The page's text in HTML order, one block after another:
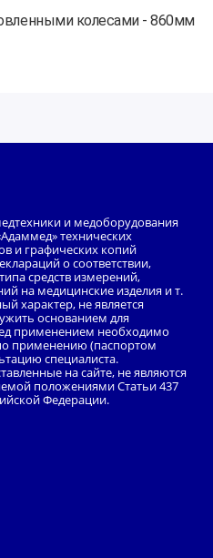
колесами - 860мм
и медоборудования
технических
и графических копий
о соответствии,
средств измерений,
на медицинские изделия и т.
характер, не является
основанием для
применением необходимо
применению (паспортом
специалиста.
на сайте, не являются
положениями Статьи 437
Федерации.